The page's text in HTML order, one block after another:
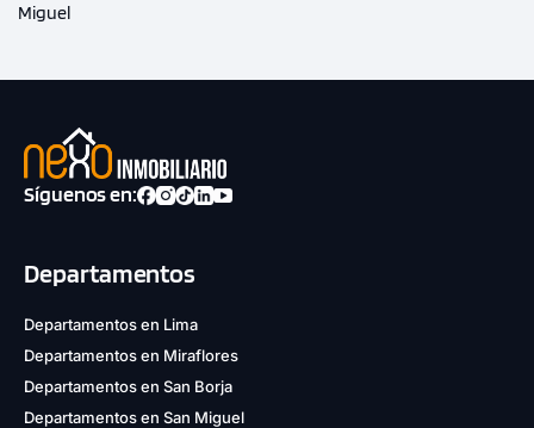
Miguel
Síguenos en:
Departamentos
Departamentos en Lima
Departamentos en Miraflores
Departamentos en San Borja
Departamentos en San Miguel